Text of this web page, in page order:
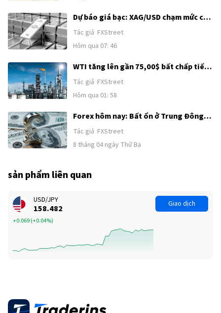
Dự báo giá bạc: XAG/USD chạm mức cao
nhất trong một tháng, hướng tới
62,00$ sau khi bứt phá kỹ thuật
Tác giả FXStreet
Hôm qua 07: 46
WTI tăng lên gần 75,00$ bất chấp tiến
triển ngoại giao ở Trung Đông
Tác giả FXStreet
Hôm qua 01: 58
Forex hôm nay: Bất ổn ở Trung Đông
tiếp tục hỗ trợ USD trước loạt dữ liệu
tiếp theo của Mỹ
Tác giả FXStreet
8 tháng 04 ngày Thứ Ba
sản phẩm liên quan
USD/JPY
158.482
+0.069(+0.04%)
Giao dịch